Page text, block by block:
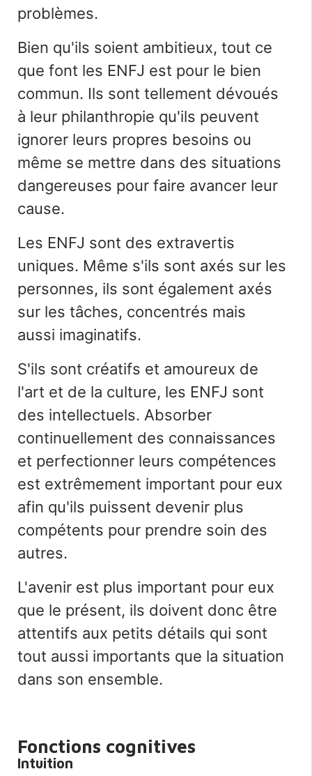
problèmes.
Bien qu'ils soient ambitieux, tout ce
que font les ENFJ est pour le bien
commun. Ils sont tellement dévoués
à leur philanthropie qu'ils peuvent
ignorer leurs propres besoins ou
même se mettre dans des situations
dangereuses pour faire avancer leur
cause.
Les ENFJ sont des extravertis
uniques. Même s'ils sont axés sur les
personnes, ils sont également axés
sur les tâches, concentrés mais
aussi imaginatifs.
S'ils sont créatifs et amoureux de
l'art et de la culture, les ENFJ sont
des intellectuels. Absorber
continuellement des connaissances
et perfectionner leurs compétences
est extrêmement important pour eux
afin qu'ils puissent devenir plus
compétents pour prendre soin des
autres.
L'avenir est plus important pour eux
que le présent, ils doivent donc être
attentifs aux petits détails qui sont
tout aussi importants que la situation
dans son ensemble.
Fonctions cognitives
Intuition